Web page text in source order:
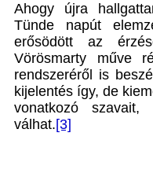
Ahogy újra
Tünde napút
erősödött az
Vörösmarty műve
rendszeréről is
kijelentés így, de
vonatkozó szavait,
válhat.[3]